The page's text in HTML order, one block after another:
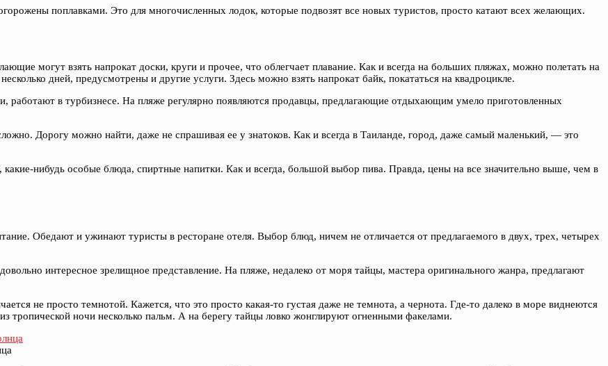
поплавками. Это для многочисленных лодок, которые подвозят все новых туристов, просто катают всех желающих.
могут взять напрокат доски, круги и прочее, что облегчает плавание. Как и всегда на больших пляжах, можно полетать на
дней, предусмотрены и другие услуги. Здесь можно взять напрокат байк, покататься на квадроцикле.
работают в турбизнесе. На пляже регулярно появляются продавцы, предлагающие отдыхающим умело приготовленных
Дорогу можно найти, даже не спрашивая ее у знатоков. Как и всегда в Таиланде, город, даже самый маленький, — это
нибудь особые блюда, спиртные напитки. Как и всегда, большой выбор пива. Правда, цены на все значительно выше, чем в
Обедают и ужинают туристы в ресторане отеля. Выбор блюд, ничем не отличается от предлагаемого в двух, трех, четырех
интересное зрелищное представление. На пляже, недалеко от моря тайцы, мастера оригинального жанра, предлагают
не просто темнотой. Кажется, что это просто какая-то густая даже не темнота, а чернота. Где-то далеко в море виднеются
тропической ночи несколько пальм. А на берегу тайцы ловко жонглируют огненными факелами.